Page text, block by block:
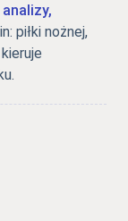
piłki nożnej,